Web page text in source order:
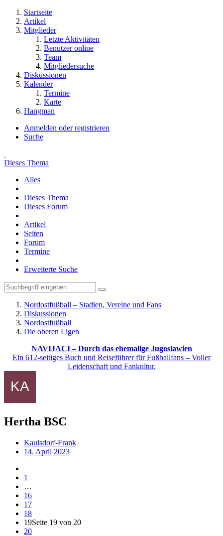
Startseite
Artikel
Mitglieder
Letzte Aktivitäten
Benutzer online
Team
Mitgliedersuche
Diskussionen
Kalender
Termine
Karte
Hangman
Anmelden oder registrieren
Suche
Dieses Thema
Alles
Dieses Thema
Dieses Forum
Artikel
Seiten
Forum
Termine
Erweiterte Suche
Nordostfußball – Stadien, Vereine und Fans
Diskussionen
Nordostfußball
Die oberen Ligen
NAVIJACI – Durch das ehemalige Jugoslawien
Ein 612-seitiges Buch und Reiseführer für Fußballfans – Voller
Leidenschaft und Fankultur.
Hertha BSC
Kaulsdorf-Frank
14. April 2023
1
…
16
17
18
19Seite 19 von 20
20